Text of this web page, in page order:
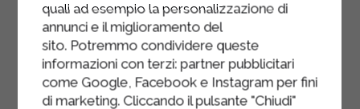
quali ad esempio la personalizzazione di
annunci e il miglioramento del
sito. Potremmo condividere queste
informazioni con terzi: partner pubblicitari
come Google, Facebook e Instagram per fini
di marketing. Cliccando il pulsante "Chiudi"